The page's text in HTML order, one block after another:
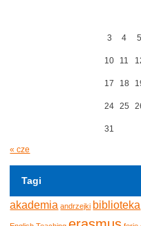
3 4 5
10 11
17 18
24 25
31
« cze
Tagi
akademia andrzejki biblioteka